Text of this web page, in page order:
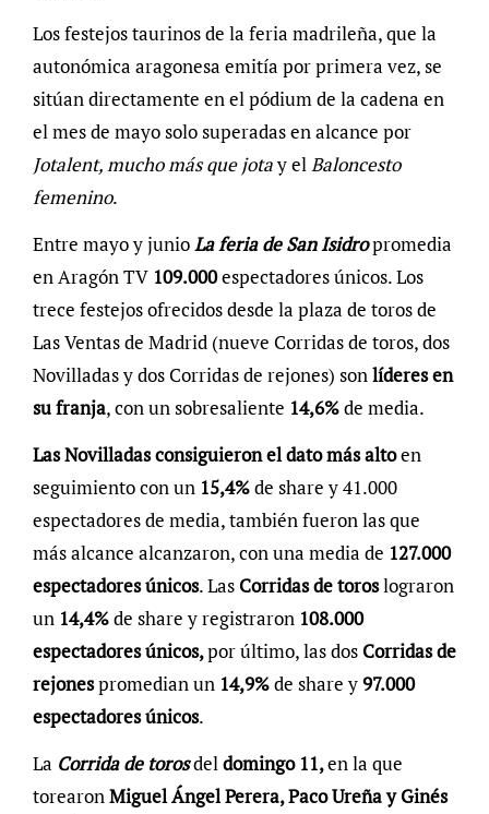
Los festejos taurinos de la feria madrileña, que la
autonómica aragonesa emitía por primera vez, se
sitúan directamente en el pódium de la cadena en
el mes de mayo solo superadas en alcance por
Jotalent, mucho más que jotay elBaloncesto
femenino.
Entre mayo y junioLa feria de San Isidropromedia
en Aragón TV 109.000espectadores únicos. Los
trece festejos ofrecidos desde la plaza de toros de
Las Ventas de Madrid (nueve Corridas de toros, dos
Novilladas y dos Corridas de rejones) sonlíderes en
su franja, con un sobresaliente 14,6%de media.
Las Novilladas consiguieron el dato más altoen
seguimiento con un 15,4%de share y 41.000
espectadores de media, también fueron las que
más alcance alcanzaron, con una media de 127.000
espectadores únicos. Las Corridas de toroslograron
un 14,4%de share y registraron 108.000
espectadores únicos,por último, las dos Corridas de
rejonespromedian un 14,9%de share y97.000
espectadores únicos.
La Corrida de torosdeldomingo 11,en la que
torearonMiguel Ángel Perera, Paco Ureña y Ginés